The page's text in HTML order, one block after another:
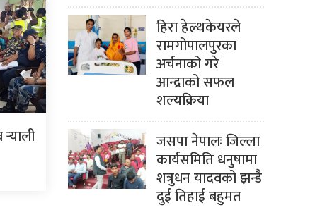
हिरा हेल्थकेयरले
रामगोपालपुरका
अर्चनाको गरे
आन्द्राको सफल
शल्यक्रिया
जसपा नेपालः जिल्ला
कार्यसमिति धनुषामा
शत्रुधन यादवको झन्डै
दुई तिहाई बहुमत